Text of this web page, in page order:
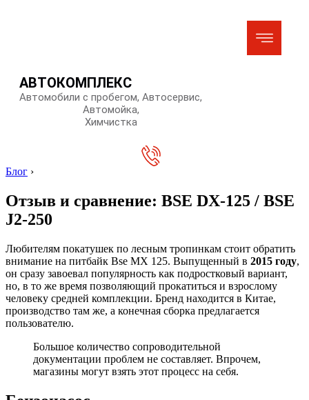
АВТОКОМПЛЕКС
Автомобили с пробегом, Автосервис,
Автомойка,
Химчистка
Блог ›
Отзыв и сравнение: BSE DX-125 / BSE
J2-250
Любителям покатушек по лесным тропинкам стоит обратить
внимание на питбайк Bse MХ 125. Выпущенный в 2015 году,
он сразу завоевал популярность как подростковый вариант,
но, в то же время позволяющий прокатиться и взрослому
человеку средней комплекции. Бренд находится в Китае,
производство там же, а конечная сборка предлагается
пользователю.
Большое количество сопроводительной
документации проблем не составляет. Впрочем,
магазины могут взять этот процесс на себя.